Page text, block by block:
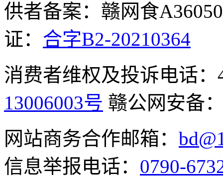
供者备案：赣网食
证： 合字B2-20210364
消费者维权及投诉电话：
13006003号 赣公网安备
网站商务合作邮箱：
信息举报电话： 0790-